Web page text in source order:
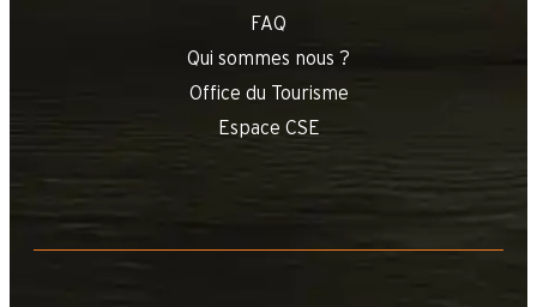
FAQ
Qui sommes nous ?
Office du Tourisme
Espace CSE